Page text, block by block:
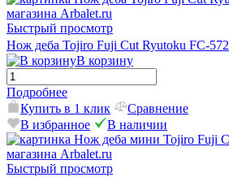
Быстрый просмотр
Нож деба Tojiro Fuji Cut Ryutoku FC-572
В корзину
Подробнее
Купить в 1 клик
Сравнение
В избранное
В наличии
Быстрый просмотр